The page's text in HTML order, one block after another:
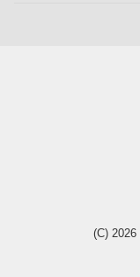
(C) 2026